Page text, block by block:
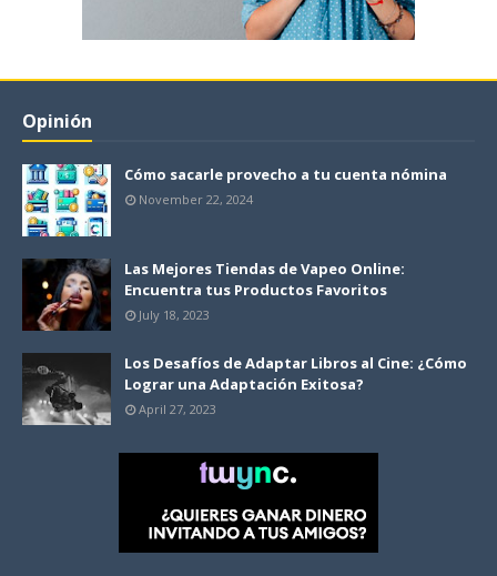
Opinión
Cómo sacarle provecho a tu cuenta nómina
November 22, 2024
Las Mejores Tiendas de Vapeo Online:
Encuentra tus Productos Favoritos
July 18, 2023
Los Desafíos de Adaptar Libros al Cine: ¿Cómo
Lograr una Adaptación Exitosa?
April 27, 2023